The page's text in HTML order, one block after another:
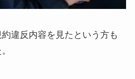
違反内容を見たという方も